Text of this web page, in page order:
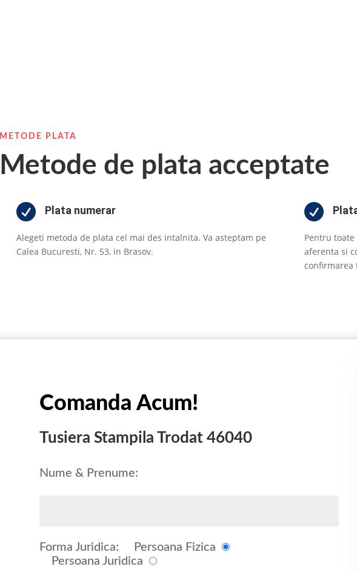
METODE PLATA
Metode de plata acceptate
 Plata numerar
Alegeti metoda de plata cel mai des intalnita. Va asteptam pe
Calea Bucuresti, Nr. 53, in Brasov.

Pentru
aferenta si
Comanda Acum!
Tusiera Stampila Trodat 46040
Nume & Prenume:
Forma Juridica:
Persoana Fizica
Persoana Juridica